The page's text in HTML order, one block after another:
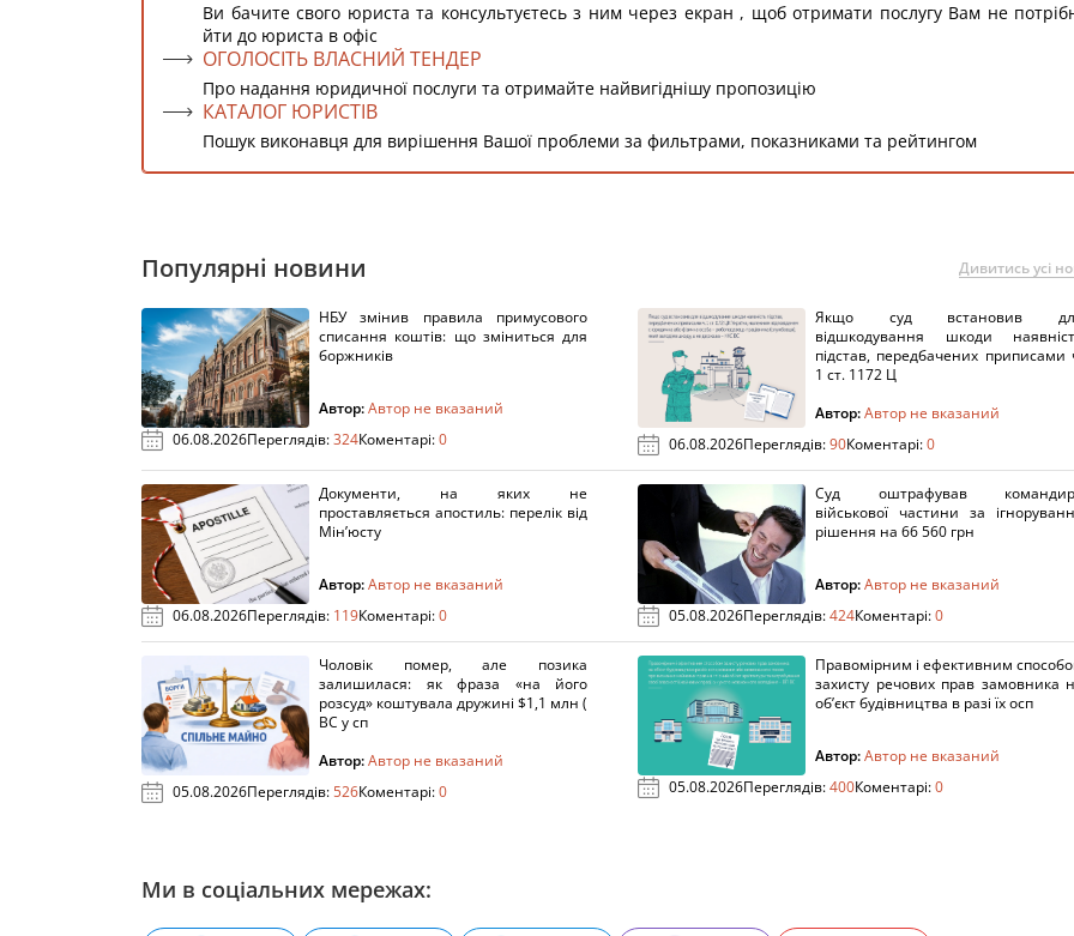
Ви бачите свого юриста та консультуєтесь з ним через екран , щоб отримати послугу Вам не
йти до юриста в офіс
ОГОЛОСІТЬ ВЛАСНИЙ ТЕНДЕР
Про надання юридичної послуги та отримайте найвигіднішу пропозицію
КАТАЛОГ ЮРИСТІВ
Пошук виконавця для вирішення Вашої проблеми за фильтрами, показниками та рейтингом
Популярні новини Дивитись усі
НБУ змінив правила примусового
списання коштів: що зміниться для
боржників
Автор:Автор не вказаний
06.08.2026Переглядів:324Коментарі:0
Якщо суд встановив
відшкодування шкоди
підстав, передбачених приписами
1 ст. 1172 Ц
Автор:Автор не вказаний
06.08.2026Переглядів:90Коментарі:0
Документи, на яких не
проставляється апостиль: перелік від
Мін’юсту
Автор:Автор не вказаний
06.08.2026Переглядів: 119Коментарі:0
Суд оштрафував
військової частини за
рішення на 66 560 грн
Автор:Автор не вказаний
05.08.2026Переглядів:424Коментарі:0
Чоловік помер, але позика
залишилася: як фраза «на його
розсуд» коштувала дружині $1,1 млн (
ВС у сп
Автор:Автор не вказаний
05.08.2026Переглядів:526Коментарі:0
Правомірним і ефективним
захисту речових прав замовника
об’єкт будівництва в разі їх осп
Автор:Автор не вказаний
05.08.2026Переглядів:400Коментарі:0
Ми в соціальних мережах: